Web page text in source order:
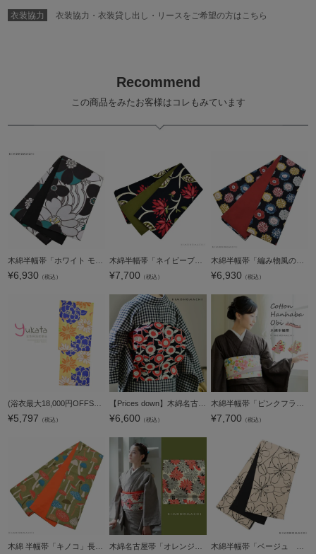
衣装協力 衣装協力・衣装貸し出し・リースをご希望の方はこちら
Recommend
この商品をみたお客様はコレもみています
¥6,930 （税込） ¥7,700 （税込）
木綿半幅帯「編み物風のお花」長尺もあります コットン細帯 仕立て上がり帯 カジュアル 洒落帯 【メール便不可】＜H＞ss2509ohs10
¥6,930 （税込）
¥5,797 （税込） ¥6,600 （税込） ¥7,700 （税込）